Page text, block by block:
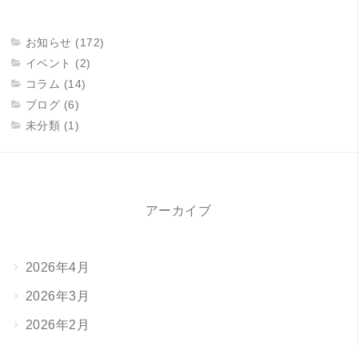
お知らせ (172)
イベント (2)
コラム (14)
ブログ (6)
未分類 (1)
アーカイブ
2026年4月
2026年3月
2026年2月